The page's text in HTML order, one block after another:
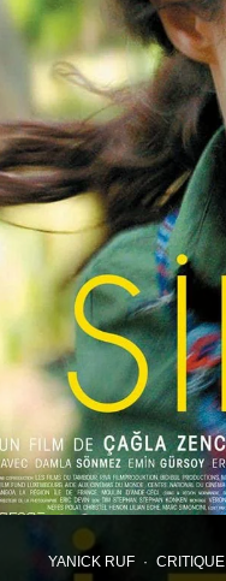
YANICK RUF · CRITIQUE